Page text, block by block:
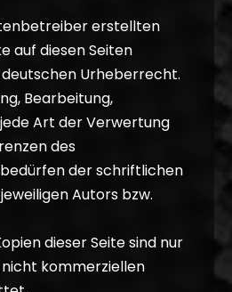
erstellten
auf diesen Seiten
Urheberrecht.
Bearbeitung,
Art der Verwertung
des
der schriftlichen
Autors bzw.
dieser Seite sind nur
kommerziellen